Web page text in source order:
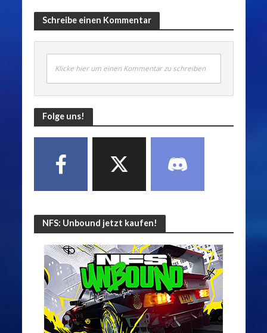
Schreibe einen Kommentar
Klicke hier um einen Kommentar zu schreiben
Folge uns!
NFS: Unbound jetzt kaufen!